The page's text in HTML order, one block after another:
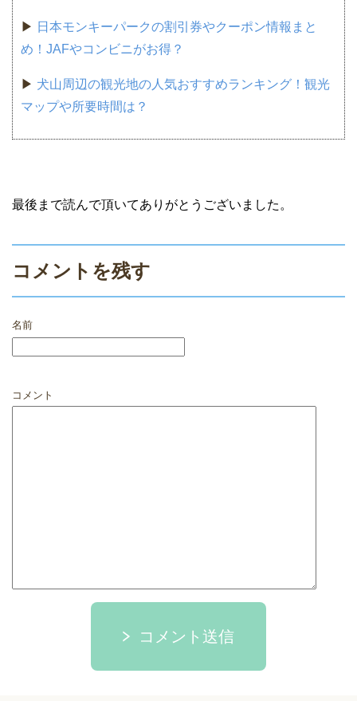
▶ 日本モンキーパークの割引券やクーポン情報まと
め！JAFやコンビニがお得？
▶ 犬山周辺の観光地の人気おすすめランキング！観光
マップや所要時間は？
最後まで読んで頂いてありがとうございました。
コメントを残す
名前
コメント
コメント送信